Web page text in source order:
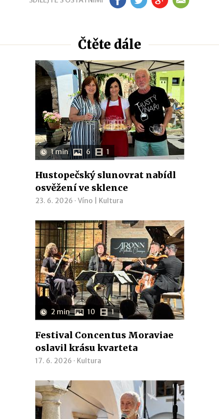
Čtěte dále
1 min 6 1
Hustopečský slunovrat nabídl
osvěžení ve sklence
23. 6. 2026 · Víno Kultura
2 min 10 1
Festival Concentus Moraviae
oslavil krásu kvarteta
17. 6. 2026 · Kultura